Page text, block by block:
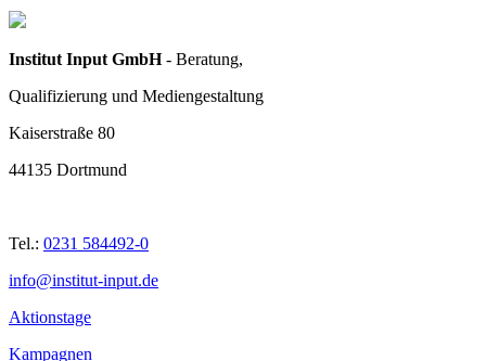
Institut Input GmbH- Beratung,
Qualifizierung und Mediengestaltung
Kaiserstraße 80
44135 Dortmund
Tel.: 0231 584492-0
info@institut-input.de
Aktionstage
Kampagnen